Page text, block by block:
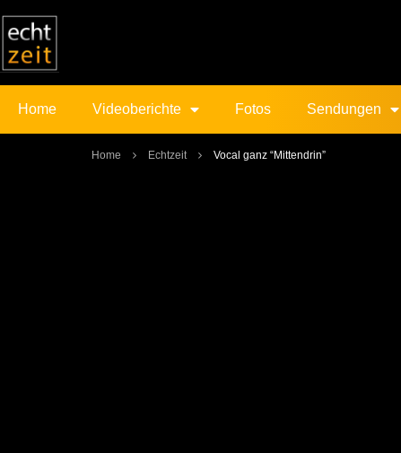
Home Videoberichte Fotos Sendungen
Home Echtzeit Vocal ganz “Mittendrin”